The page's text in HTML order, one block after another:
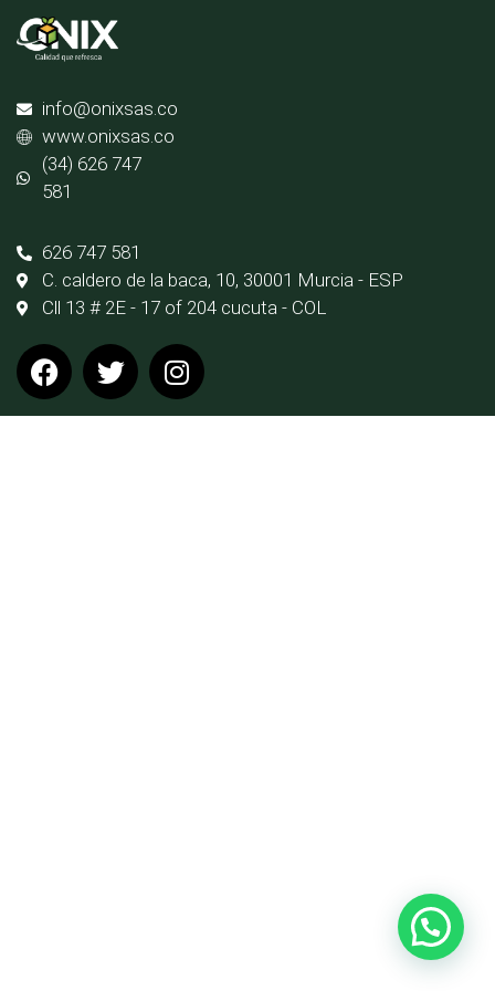
info@onixsas.co
www.onixsas.co
(34) 626 747
581
626 747 581
C. caldero de la baca, 10, 30001 Murcia - ESP
Cll 13 # 2E - 17 of 204 cucuta - COL